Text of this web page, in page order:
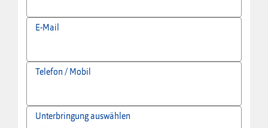
E-Mail
Telefon / Mobil
Unterbringung auswählen